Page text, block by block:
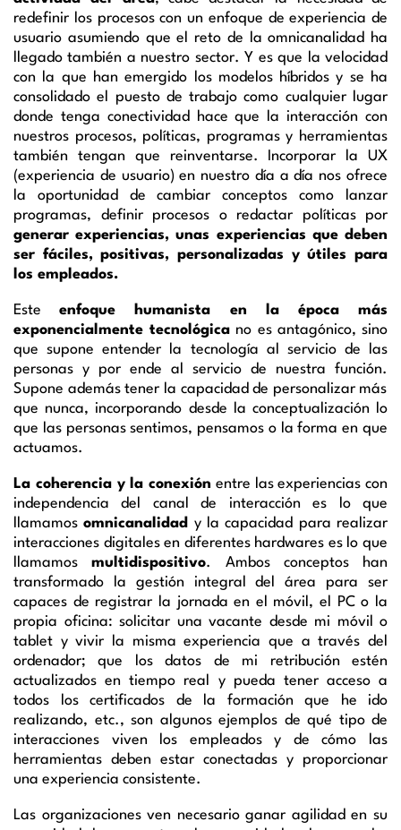
redefinir los procesos con un enfoque de experiencia de
usuario asumiendo queel reto de la omnicanalidad ha
llegado también a nuestro sector.Y es que la velocidad
con la que han emergido
los modelos híbridosy se ha
consolidadoel puesto de trabajo como cualquier lugar
donde tenga conectividad
haceque
la interacción con
nuestros procesos, políticas, programas y herramientas
también tengan que reinventarse. Incorporar la UX
(experiencia de usuario) en nuestro día a día nos ofrece
la oportunidad de cambiarconceptos como
lanzar
programas, definir procesos o redactar políticas por
generar experiencias, unas experiencias que deben
ser fáciles, positivas, personalizadas y útiles para
los empleados.
Esteenfoque humanista en la época más
exponencialmentetecnológica no es antagónico,sino
quesupone entender la tecnología al servicio de las
personas y por ende al servicio de nuestra función.
Supone además tener la capacidad de personalizar más
que nunca, incorporando desde la conceptualización lo
que las personas sentimos, pensamos o la forma en que
actuamos.
La coherencia yla conexión entre las experiencias con
independencia del canal de interacción es lo que
llamamosomnicanalidad y lacapacidad para realizar
interacciones digitales en diferentes hardwares es lo que
llamamos multidispositivo.
Ambos conceptos han
transformado la gestión integral del área paraser
capaces de registrar la jornada en el móvil,el PCo la
propia oficina: solicitar una vacante desde mi móvil o
tablet y vivir la misma experiencia que a través del
ordenador;que los datos de mi retribución estén
actualizados en tiempo real y pueda tener acceso a
todos los certificados de la formación que he ido
realizando, etc., son algunos ejemplos de qué tipo de
interacciones viven
los empleados y de cómo las
herramientas deben estar conectadas y proporcionar
una experiencia consistente.
Las organizacionesven necesarioganar agilidad en su